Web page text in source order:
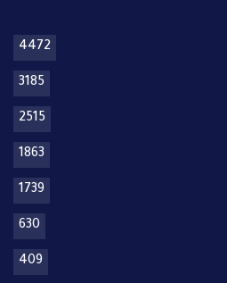
4472
3185
2515
1863
1739
630
409